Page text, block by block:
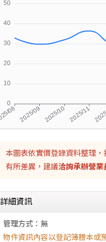
本圖表依實價登錄資料整理
有所差異，建議洽詢承辦營業
詳細資訊
管理方式：無
物件資訊內容以登記簿謄本或